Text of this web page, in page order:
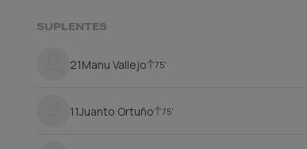
SUPLENTES
21Manu Vallejo 75'
11Juanto Ortuño 75'